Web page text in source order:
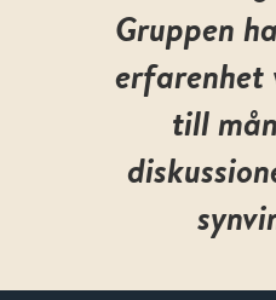
Gruppen
erfarenhet
till